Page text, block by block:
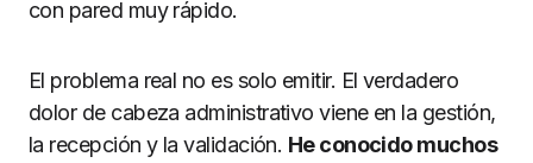
con pared muy rápido.
El problema real no es solo emitir. El verdadero
dolor de cabeza administrativo viene en la gestión,
la recepción y la validación. He conocido muchos